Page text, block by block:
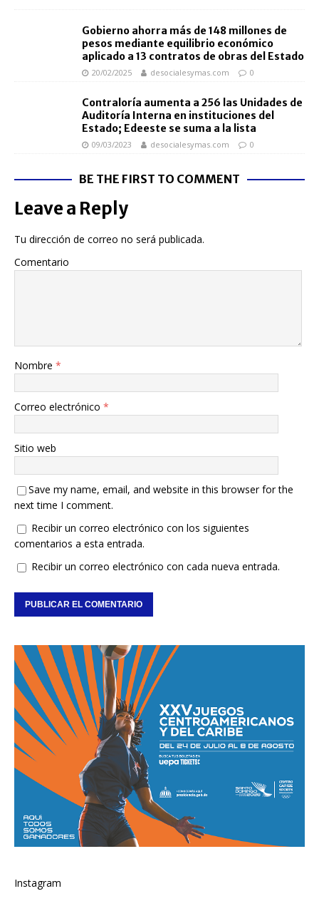
Gobierno ahorra más de 148 millones de
pesos mediante equilibrio económico
aplicado a 13 contratos de obras del Estado
20/02/2025 desocialesymas.com 0
Contraloría aumenta a 256 las Unidades de
Auditoría Interna en instituciones del
Estado; Edeeste se suma a la lista
09/03/2023 desocialesymas.com 0
BE THE FIRST TO COMMENT
Leave a Reply
Tu dirección de correo no será publicada.
Comentario
Nombre *
Correo electrónico *
Sitio web
Save my name, email, and website in this browser for the
next time I comment.
Recibir un correo electrónico con los siguientes
comentarios a esta entrada.
Recibir un correo electrónico con cada nueva entrada.
Instagram